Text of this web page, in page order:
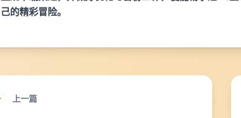
己的精彩冒险。
上一篇